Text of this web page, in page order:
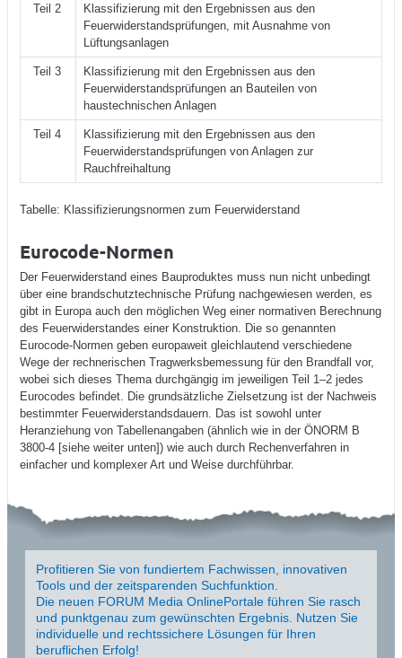
Teil 2
Klassifizierung mit den Ergebnissen aus den
Feuerwiderstandsprüfungen, mit Ausnahme von
Lüftungsanlagen
Teil 3
Klassifizierung mit den Ergebnissen aus den
Feuerwiderstandsprüfungen an Bauteilen von
haustechnischen Anlagen
Teil 4
Klassifizierung mit den Ergebnissen aus den
Feuerwiderstandsprüfungen von Anlagen zur
Rauchfreihaltung
Tabelle: Klassifizierungsnormen zum Feuerwiderstand
Eurocode-Norm en
Der Feuerwiderstand eines Bauproduktes muss nun nicht unbedingt
über eine brandschutztechnische Prüfung nachgewiesen werden, es
gibt in Europa auch den möglichen Weg einer normativen Berechnung
des Feuerwiderstandes einer Konstruktion. Die so genannten
Eurocode-Normen geben europaweit gleichlautend verschiedene
Wege der rechnerischen Tragwerk sbemessung für den Brandfall vor,
wobei sich dieses Thema durchgängig im jeweiligen Teil 1–2 jedes
Eurocodes befindet. Die grundsätzliche Zielsetzung ist der Nachweis
bestimmter Feuerwiderstandsdauern. Das ist sowohl unter
Heranziehung von Tabellenangaben (ähnlich wie in der ÖNORM B
3800-4 [siehe weiter unten]) wie auch durch Rechenverfahren in
einfacher und komplexer Art und Weise durchführbar.
Profitieren Sie von fundiertem Fachwissen, innovativen
Tools und der zeitsparenden Suchfunktion.
Die neuen FORUM Media OnlinePortale führen Sie rasch
und punktgenau zum gewünschten Ergebnis. Nutzen Sie
individuelle und rechtssichere Lösungen für Ihren
beruflichen Erfolg!